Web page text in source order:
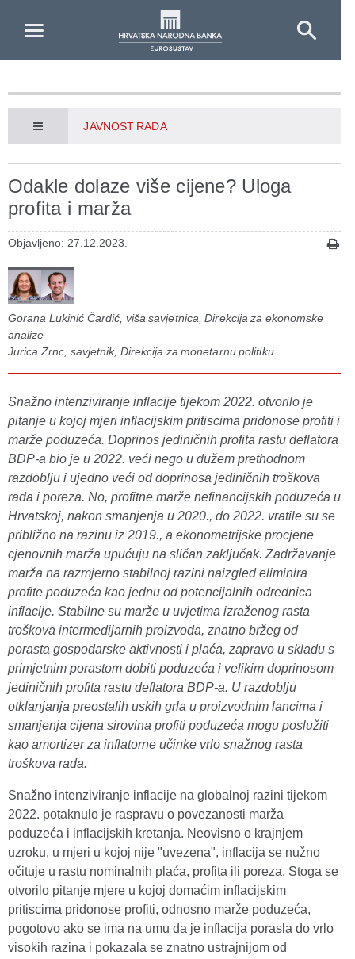
JAVNOST RADA
Odakle dolaze više cijene? Uloga
profita i marža
Objavljeno: 27.12.2023.
Gorana Lukinić Čardić, viša savjetnica, Direkcija za ekonomske
analize
Jurica Zrnc, savjetnik, Direkcija za monetarnu politiku
Snažno intenziviranje inflacije tijekom 2022. otvorilo je
pitanje u kojoj mjeri inflacijskim pritiscima pridonose profiti i
marže poduzeća. Doprinos jediničnih profita rastu deflatora
BDP-a bio je u 2022. veći nego u dužem prethodnom
razdoblju i ujedno veći od doprinosa jediničnih troškova
rada i poreza. No, profitne marže nefinancijskih poduzeća u
Hrvatskoj, nakon smanjenja u 2020., do 2022. vratile su se
približno na razinu iz 2019., a ekonometrijske procjene
cjenovnih marža upućuju na sličan zaključak. Zadržavanje
marža na razmjerno stabilnoj razini naizgled eliminira
profite poduzeća kao jednu od potencijalnih odrednica
inflacije. Stabilne su marže u uvjetima izraženog rasta
troškova intermedijarnih proizvoda, znatno bržeg od
porasta gospodarske aktivnosti i plaća, zapravo u skladu s
primjetnim porastom dobiti poduzeća i velikim doprinosom
jediničnih profita rastu deflatora BDP-a. U razdoblju
otklanjanja preostalih uskih grla u proizvodnim lancima i
smanjenja cijena sirovina profiti poduzeća mogu poslužiti
kao amortizer za inflatorne učinke vrlo snažnog rasta
troškova rada.
Snažno intenziviranje inflacije na globalnoj razini tijekom
2022. potaknulo je raspravu o povezanosti marža
poduzeća i inflacijskih kretanja. Neovisno o krajnjem
uzroku, u mjeri u kojoj nije "uvezena", inflacija se nužno
očituje u rastu nominalnih plaća, profita ili poreza. Stoga se
otvorilo pitanje mjere u kojoj domaćim inflacijskim
pritiscima pridonose profiti, odnosno marže poduzeća,
pogotovo ako se ima na umu da je inflacija porasla do vrlo
visokih razina i pokazala se znatno ustrajnijom od